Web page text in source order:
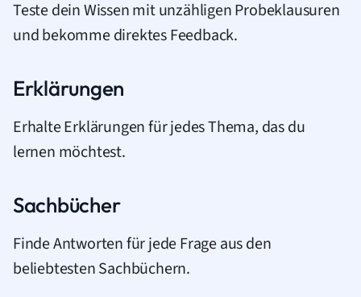
Teste dein Wissen mit unzähligen Probeklausuren
und bekomme direktes Feedback.
Erklärungen
Erhalte Erklärungen für jedes Thema, das du
lernen möchtest.
Sachbücher
Finde Antworten für jede Frage aus den
beliebtesten Sachbüchern.